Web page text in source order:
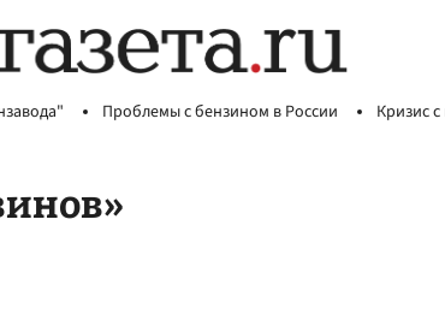
Проблемы с бензином в России Кризис